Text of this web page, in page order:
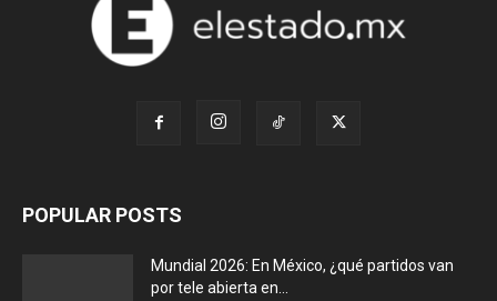
POPULAR POSTS
Mundial 2026: En México, ¿qué partidos van
por tele abierta en...